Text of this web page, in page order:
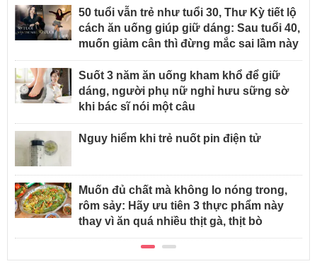
50 tuổi vẫn trẻ như tuổi 30, Thư Kỳ tiết lộ
cách ăn uống giúp giữ dáng: Sau tuổi 40,
muốn giảm cân thì đừng mắc sai lầm này
Suốt 3 năm ăn uống kham khổ để giữ
dáng, người phụ nữ nghỉ hưu sững sờ
khi bác sĩ nói một câu
Nguy hiểm khi trẻ nuốt pin điện tử
Muốn đủ chất mà không lo nóng trong,
rôm sảy: Hãy ưu tiên 3 thực phẩm này
thay vì ăn quá nhiều thịt gà, thịt bò